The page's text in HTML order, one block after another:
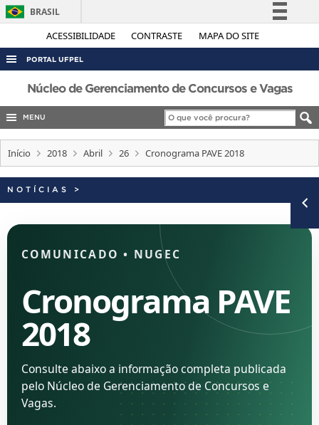
ACESSIBILIDADE CONTRASTE MAPA DO SITE
BRASIL
Simplifique!
Legislação
Canais
PORTAL UFPEL
ACESSO À INFORMAÇÃO
AUDITORIA
CONCURSOS
INTERNACIONAL
PORTARIAS
Núcleo de Gerenciamento de Concursos e Vagas
MENU
Início 2018 Abril 26 Cronograma PAVE 2018
NOTÍCIAS >
COMUNICADO • NUGEC
Cronograma PAVE
2018
Consulte abaixo a informação completa publicada
pelo Núcleo de Gerenciamento de Concursos e
Vagas.